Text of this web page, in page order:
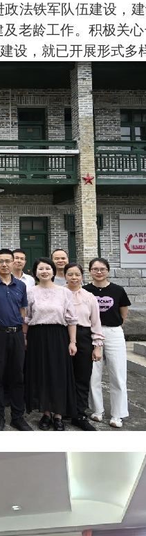
法铁军队伍建设，
老龄工作。积极关
，就已开展形式多